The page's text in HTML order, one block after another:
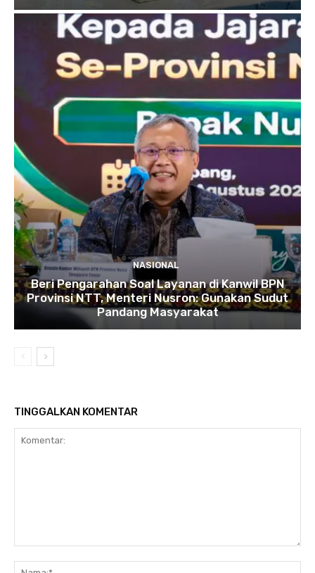
NASIONAL
Beri Pengarahan Soal Layanan di Kanwil BPN
Provinsi NTT, Menteri Nusron: Gunakan Sudut
Pandang Masyarakat
TINGGALKAN KOMENTAR